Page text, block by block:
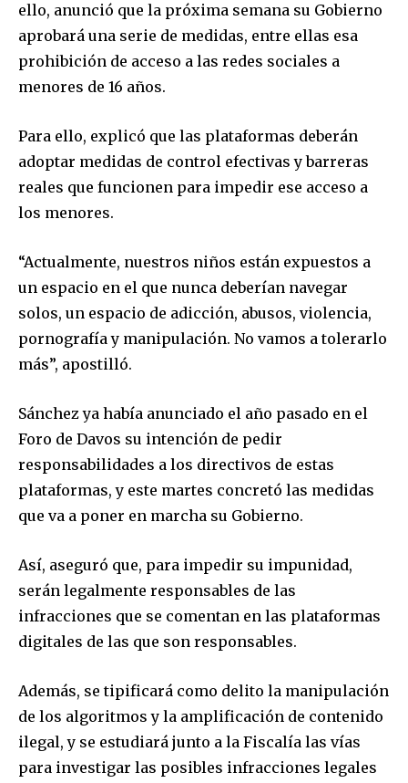
ello, anunció que la próxima semana su Gobierno
aprobará una serie de medidas, entre ellas esa
prohibición de acceso a las redes sociales a
menores de 16 años.
Para ello, explicó que las plataformas deberán
adoptar medidas de control efectivas y barreras
reales que funcionen para impedir ese acceso a
los menores.
“Actualmente, nuestros niños están expuestos a
un espacio en el que nunca deberían navegar
solos, un espacio de adicción, abusos, violencia,
pornografía y manipulación. No vamos a tolerarlo
más”, apostilló.
Sánchez ya había anunciado el año pasado en el
Foro de Davos su intención de pedir
responsabilidades a los directivos de estas
plataformas, y este martes concretó las medidas
que va a poner en marcha su Gobierno.
Así, aseguró que, para impedir su impunidad,
serán legalmente responsables de las
infracciones que se comentan en las plataformas
digitales de las que son responsables.
Además, se tipificará como delito la manipulación
de los algoritmos y la amplificación de contenido
ilegal, y se estudiará junto a la Fiscalía las vías
para investigar las posibles infracciones legales